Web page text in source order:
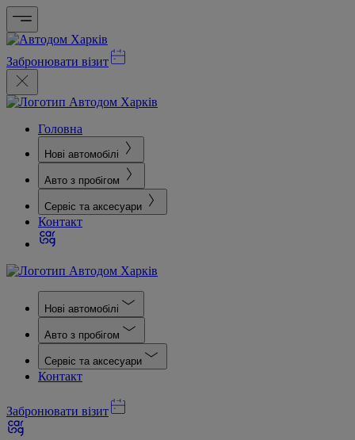
Забронювати візит
Головна
Нові автомобілі
Авто з пробігом
Сервіс та аксесуари
Контакт
Нові автомобілі
Авто з пробігом
Сервіс та аксесуари
Контакт
Забронювати візит